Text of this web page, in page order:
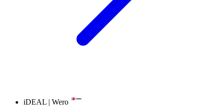
iDEAL | Wero